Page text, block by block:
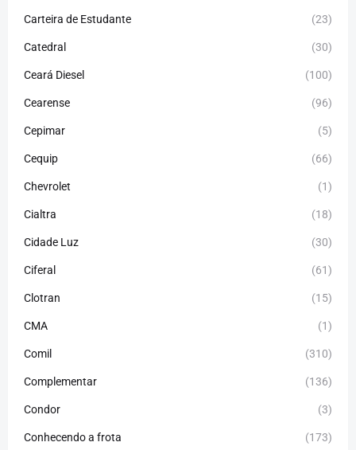
Carteira de Estudante (23)
Catedral (30)
Ceará Diesel (100)
Cearense (96)
Cepimar (5)
Cequip (66)
Chevrolet (1)
Cialtra (18)
Cidade Luz (30)
Ciferal (61)
Clotran (15)
CMA (1)
Comil (310)
Complementar (136)
Condor (3)
Conhecendo a frota (173)